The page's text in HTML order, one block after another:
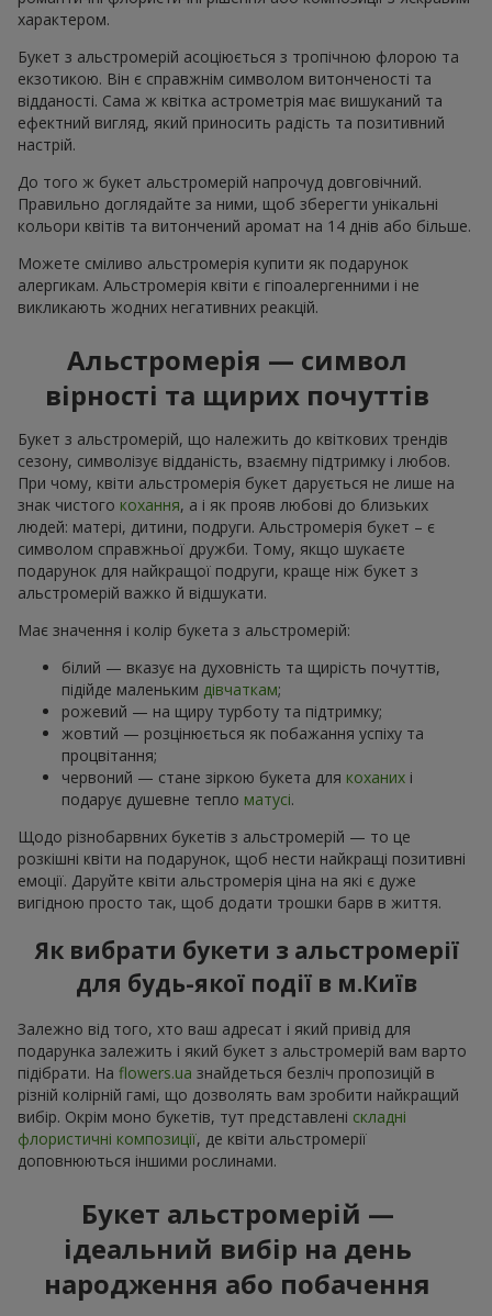
характером.
Букет з альстромерій асоціюється з тропічною флорою та
екзотикою. Він є справжнім символом витонченості та
відданості. Сама ж квітка астрометрія має вишуканий та
ефектний вигляд, який приносить радість та позитивний
настрій.
До того ж букет альстромерій напрочуд довговічний.
Правильно доглядайте за ними, щоб зберегти унікальні
кольори квітів та витончений аромат на 14 днів або більше.
Можете сміливо альстромерія купити як подарунок
алергикам. Альстромерія квіти є гіпоалергенними і не
викликають жодних негативних реакцій.
Альстромерія — символ
вірності та щирих почуттів
Букет з альстромерій, що належить до квіткових трендів
сезону, символізує відданість, взаємну підтримку і любов.
При чому, квіти альстромерія букет дарується не лише на
знак чистого кохання, а і як прояв любові до близьких
людей: матері, дитини, подруги. Альстромерія букет – є
символом справжньої дружби. Тому, якщо шукаєте
подарунок для найкращої подруги, краще ніж букет з
альстромерій важко й відшукати.
Має значення і колір букета з альстромерій:
білий — вказує на духовність та щирість почуттів,
підійде маленьким дівчаткам;
рожевий — на щиру турботу та підтримку;
жовтий — розцінюється як побажання успіху та
процвітання;
червоний — стане зіркою букета для коханих і
подарує душевне тепло матусі.
Щодо різнобарвних букетів з альстромерій — то це
розкішні квіти на подарунок, щоб нести найкращі позитивні
емоції. Даруйте квіти альстромерія ціна на які є дуже
вигідною просто так, щоб додати трошки барв в життя.
Як вибрати букети з альстромерії
для будь-якої події в м.Київ
Залежно від того, хто ваш адресат і який привід для
подарунка залежить і який букет з альстромерій вам варто
підібрати. На flowers.ua знайдеться безліч пропозицій в
різній колірній гамі, що дозволять вам зробити найкращий
вибір. Окрім моно букетів, тут представлені складні
флористичні композиції, де квіти альстромерії
доповнюються іншими рослинами.
Букет альстромерій —
ідеальний вибір на день
народження або побачення